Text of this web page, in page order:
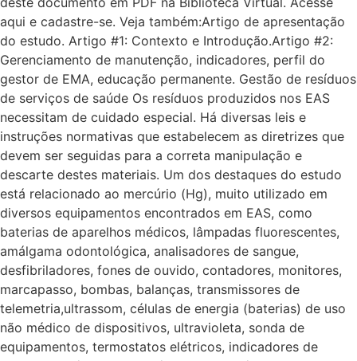
aqui e cadastre-se. Veja também:Artigo de apresentação
do estudo. Artigo #1: Contexto e Introdução.Artigo #2:
Gerenciamento de manutenção, indicadores, perfil do
gestor de EMA, educação permanente. Gestão de resíduos
de serviços de saúde Os resíduos produzidos nos EAS
necessitam de cuidado especial. Há diversas leis e
instruções normativas que estabelecem as diretrizes que
devem ser seguidas para a correta manipulação e
descarte destes materiais. Um dos destaques do estudo
está relacionado ao mercúrio (Hg), muito utilizado em
diversos equipamentos encontrados em EAS, como
baterias de aparelhos médicos, lâmpadas fluorescentes,
amálgama odontológica, analisadores de sangue,
desfibriladores, fones de ouvido, contadores, monitores,
marcapasso, bombas, balanças, transmissores de
telemetria,ultrassom, células de energia (baterias) de uso
não médico de dispositivos, ultravioleta, sonda de
equipamentos, termostatos elétricos, indicadores de